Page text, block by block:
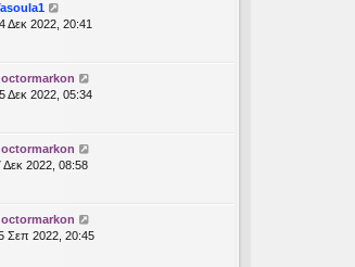
Δεκ 2022, 20:41
Δεκ 2022, 05:34
Δεκ 2022, 08:58
Σεπ 2022, 20:45